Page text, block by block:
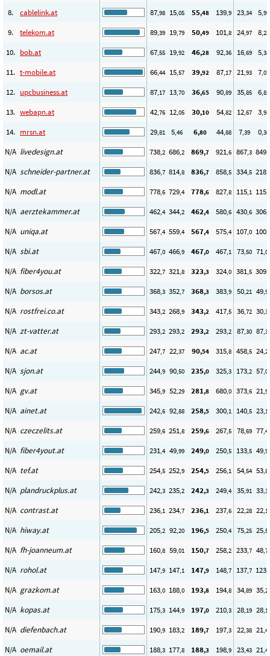
8. cablelink.at 87,98 15,05 55,48 139,9 23,34 5,99
9. telekom.at 89,39 19,79 50,49 101,8 24,97 8,22
10. bob.at 67,55 19,92 46,28 92,36 16,69 5,38
11. t-mobile.at 66,44 15,57 39,92 87,17 21,93 7,07
12. upcbusiness.at 87,17 13,70 36,65 90,89 35,85 6,82
13. webapn.at 42,76 12,05 30,10 54,82 12,67 3,95
14. mrsn.at 29,81 5,46 6,80 44,88 7,39 0,36
N/A livedesign.at 738,2 686,2 869,7 921,6 867,3 849
N/A schneider-partner.at 836,7 814,8 836,7 858,5 334,5 218
N/A modl.at 778,6 729,4 778,6 827,8 115,1 115
N/A aerztekammer.at 462,4 344,2 462,4 580,6 430,6 306
N/A uniqa.at 567,4 559,4 567,4 575,4 107,0 100
N/A sbi.at 467,0 466,9 467,0 467,1 73,50 71
N/A fiber4you.at 322,7 321,8 323,3 324,0 381,5 309
N/A borsos.at 368,3 352,7 368,3 383,9 50,21 49
N/A rostfrei.co.at 343,2 268,9 343,2 417,5 36,72 30
N/A zt-vatter.at 293,2 293,2 293,2 293,2 87,30 87
N/A ac.at 247,7 22,37 90,54 315,8 458,5 24
N/A sjon.at 244,9 90,50 235,0 325,3 173,2 57
N/A gv.at 345,9 52,29 281,8 680,0 373,6 21
N/A ainet.at 242,6 92,88 258,5 300,1 140,5 23
N/A czeczelits.at 259,6 251,8 259,6 267,5 78,69 77
N/A fiber4yout.at 231,4 49,99 249,0 250,5 133,5 49
N/A tef.at 254,5 252,9 254,5 256,1 54,54 53
N/A plandruckplus.at 242,3 235,2 242,3 249,4 35,91 33
N/A contrast.at 236,1 234,7 236,1 237,6 22,28 22
N/A hiway.at 205,2 92,20 196,5 250,4 75,25 25
N/A fh-joanneum.at 160,8 59,01 150,7 258,2 233,7 48
N/A rohol.at 147,9 147,1 147,9 148,7 137,7 123
N/A grazkom.at 163,0 188,0 193,8 194,8 34,89 35
N/A kopas.at 175,3 144,9 197,0 210,3 28,19 28
N/A diefenbach.at 190,9 183,2 189,7 197,3 22,38 21
N/A oemail.at 188,3 177,8 188,3 198,9 23,43 21